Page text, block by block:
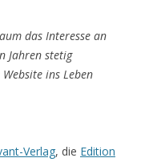
das Interesse an
Jahren stetig
ins Leben
Verlag, die Edition